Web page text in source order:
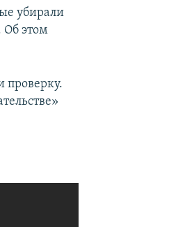
убирали
Об этом
проверку.